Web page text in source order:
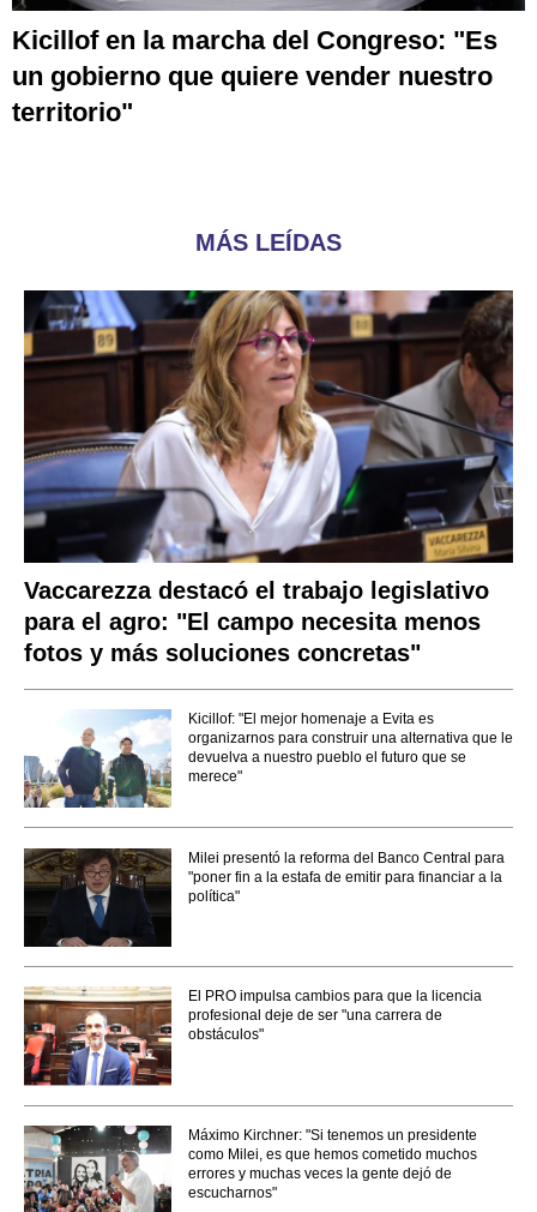
Kicillof en la marcha del Congreso: "Es
un gobierno que quiere vender nuestro
territorio"
MÁS LEÍDAS
Vaccarezza destacó el trabajo legislativo
para el agro: "El campo necesita menos
fotos y más soluciones concretas"
Kicillof: "El mejor homenaje a Evita es
organizarnos para construir una alternativa que le
devuelva a nuestro pueblo el futuro que se
merece"
Milei presentó la reforma del Banco Central para
"poner fin a la estafa de emitir para financiar a la
política"
El PRO impulsa cambios para que la licencia
profesional deje de ser "una carrera de
obstáculos"
Máximo Kirchner: "Si tenemos un presidente
como Milei, es que hemos cometido muchos
errores y muchas veces la gente dejó de
escucharnos"